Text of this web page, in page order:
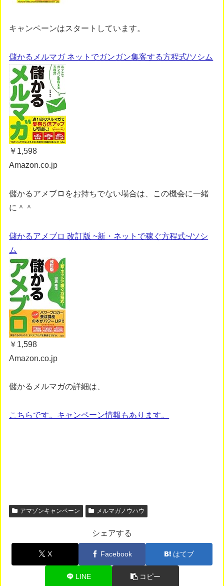
キャンペーンはスタートしています。
儲かるメルマガ ネットでガンガン集客する方程式/ソシム
￥1,598
Amazon.co.jp
儲かるアメブロをお持ちでない場合は、この機会に一緒
に＾＾
儲かるアメブロ 改訂版 ~新・ネットで稼ぐ方程式~/ソシ
ム
￥1,598
Amazon.co.jp
儲かるメルマガの詳細は、
こちらです。キャンペーン情報もあります。
アマゾンキャンペーン メルマガノウハウ
シェアする
X Facebook はてブ
LINE コピー